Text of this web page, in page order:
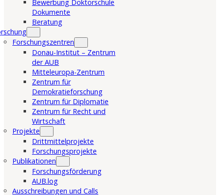
Bewerbung Doktorschule
Dokumente
Beratung
Forschungszentren
Donau-Institut – Zentrum
der AUB
Mitteleuropa-Zentrum
Zentrum für
Demokratieforschung
Zentrum für Diplomatie
Zentrum für Recht und
Wirtschaft
Projekte
Drittmittelprojekte
Forschungsprojekte
Publikationen
Forschungsförderung
AUB.log
Ausschreibungen und Calls